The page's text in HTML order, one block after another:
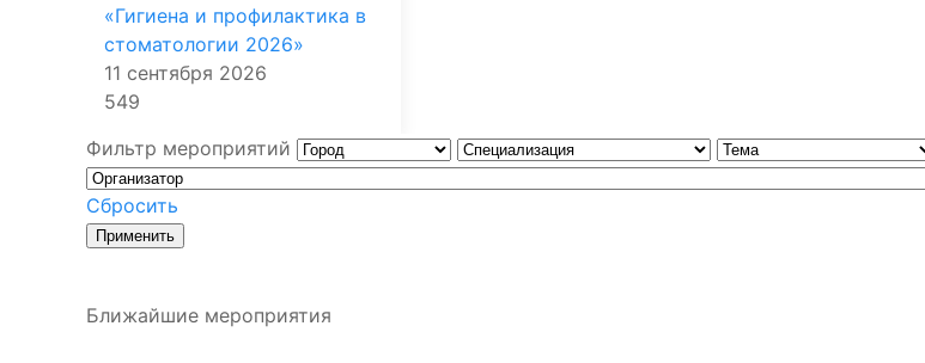
«Гигиена и профилактика в
стоматологии 2026»
11 сентября 2026
549
Фильтр мероприятий
Сбросить
Ближайшие мероприятия